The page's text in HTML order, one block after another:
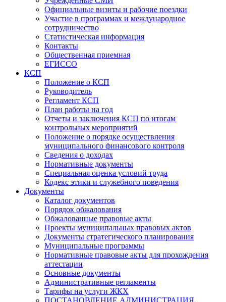
Официальные визиты и рабочие поездки
Участие в программах и международное
сотрудничество
Статистическая информация
Контакты
Общественная приемная
ЕГИССО
КСП
Положение о КСП
Руководитель
Регламент КСП
План работы на год
Отчеты и заключения КСП по итогам
контрольных мероприятий
Положение о порядке осуществления
муниципального финансового контроля
Сведения о доходах
Нормативные документы
Специальная оценка условий труда
Кодекс этики и служебного поведения
Документы
Каталог документов
Порядок обжалования
Обжалованные правовые акты
Проекты муниципальных правовых актов
Документы стратегического планирования
Муниципальные программы
Нормативные правовые акты для прохождения
аттестации
Основные документы
Административные регламенты
Тарифы на услуги ЖКХ
ПОСТАНОВЛЕНИЕ АДМИНИСТРАЦИЯ